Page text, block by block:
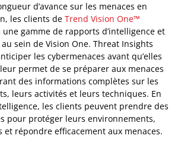
d’avance sur les menaces en
les clients de Trend Vision One™
gamme de rapports d’intelligence et
sein de Vision One. Threat Insights
les cybermenaces avant qu’elles
permet de se préparer aux menaces
des informations complètes sur les
leurs activités et leurs techniques. En
les clients peuvent prendre des
pour protéger leurs environnements,
et répondre efficacement aux menaces.